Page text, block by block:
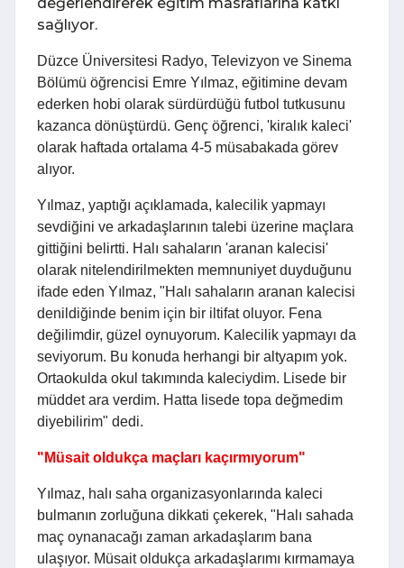
değerlendirerek eğitim masraflarına katkı
sağlıyor.
Düzce Üniversitesi Radyo, Televizyon ve Sinema
Bölümü öğrencisi Emre Yılmaz, eğitimine devam
ederken hobi olarak sürdürdüğü futbol tutkusunu
kazanca dönüştürdü. Genç öğrenci, 'kiralık kaleci'
olarak haftada ortalama 4-5 müsabakada görev
alıyor.
Yılmaz, yaptığı açıklamada, kalecilik yapmayı
sevdiğini ve arkadaşlarının talebi üzerine maçlara
gittiğini belirtti. Halı sahaların 'aranan kalecisi'
olarak nitelendirilmekten memnuniyet duyduğunu
ifade eden Yılmaz, "Halı sahaların aranan kalecisi
denildiğinde benim için bir iltifat oluyor. Fena
değilimdir, güzel oynuyorum. Kalecilik yapmayı da
seviyorum. Bu konuda herhangi bir altyapım yok.
Ortaokulda okul takımında kaleciydim. Lisede bir
müddet ara verdim. Hatta lisede topa değmedim
diyebilirim" dedi.
"Müsait oldukça maçları kaçırmıyorum"
Yılmaz, halı saha organizasyonlarında kaleci
bulmanın zorluğuna dikkati çekerek, "Halı sahada
maç oynanacağı zaman arkadaşlarım bana
ulaşıyor. Müsait oldukça arkadaşlarımı kırmamaya